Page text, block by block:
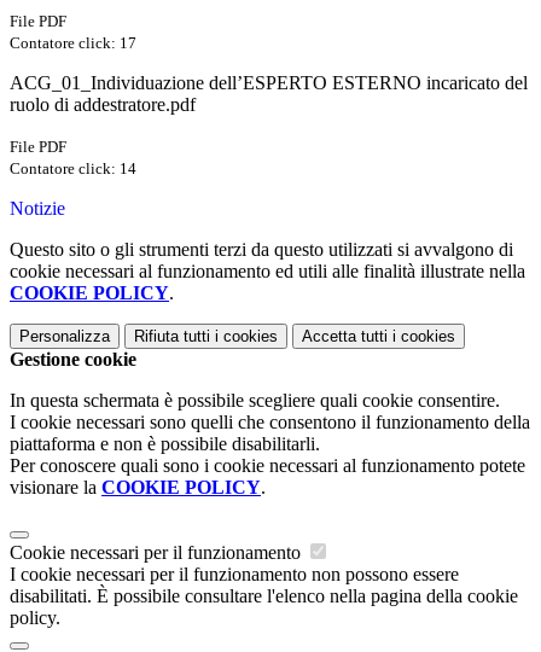
File PDF
Contatore click: 17
ACG_01_Individuazione dell’ESPERTO ESTERNO incaricato del
ruolo di addestratore.pdf
File PDF
Contatore click: 14
Notizie
Questo sito o gli strumenti terzi da questo utilizzati si avvalgono di
cookie necessari al funzionamento ed utili alle finalità illustrate nella
COOKIE POLICY.
Personalizza Rifiuta tutti i cookies Accetta tutti i cookies
Gestione cookie
In questa schermata è possibile scegliere quali cookie consentire.
I cookie necessari sono quelli che consentono il funzionamento della
piattaforma e non è possibile disabilitarli.
Per conoscere quali sono i cookie necessari al funzionamento potete
visionare la COOKIE POLICY.
Cookie necessari per il funzionamento
I cookie necessari per il funzionamento non possono essere
disabilitati. È possibile consultare l'elenco nella pagina della cookie
policy.